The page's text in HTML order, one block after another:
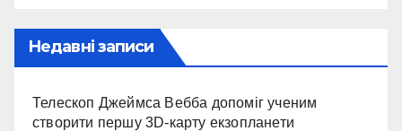
Недавні записи
Телескоп Джеймса Вебба допоміг ученим
створити першу 3D-карту екзопланети